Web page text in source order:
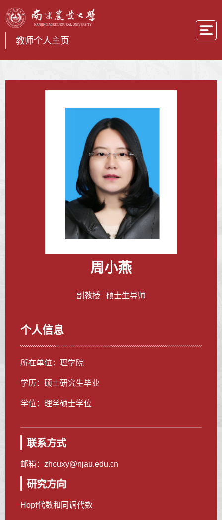
教师个人主页
周小燕
副教授 硕士生导师
个人信息
所在单位：理学院
学历：硕士研究生毕业
学位：理学硕士学位
联系方式
邮箱： zhouxy@njau.edu.cn
研究方向
Hopf代数和同调代数